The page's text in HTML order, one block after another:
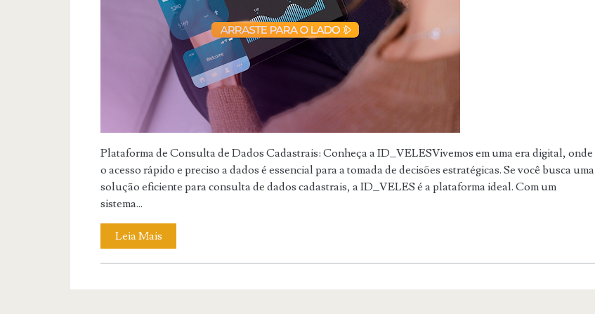
Plataforma de Consulta de Dados Cadastrais: Conheça a ID_VELESVivemos em uma era digital, onde
o acesso rápido e preciso a dados é essencial para a tomada de decisões estratégicas. Se você busca uma
solução eficiente para consulta de dados cadastrais, a ID_VELES é a plataforma ideal. Com um
sistema...
Leia Mais